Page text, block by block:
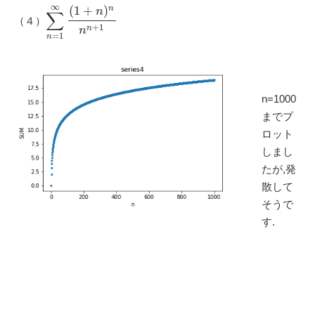
（４） ∑
n=1
∞ (1 + n)n
nn+1
n=1000
までプ
ロット
しまし
たが,発
散して
そうで
す.